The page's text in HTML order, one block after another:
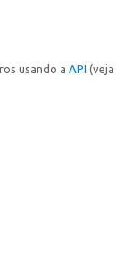
usando a API (veja